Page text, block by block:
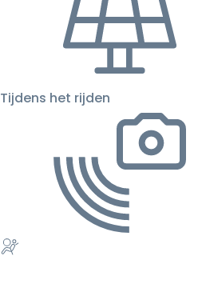
Tijdens het rijden